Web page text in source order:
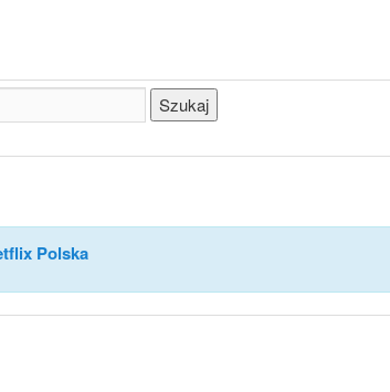
Polska